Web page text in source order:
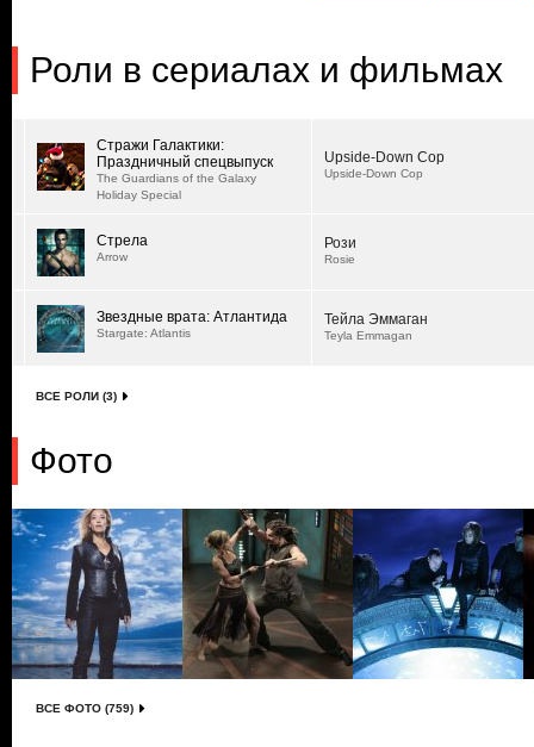
Роли в сериалах и фильмах
Стражи Галактики:
Праздничный спецвыпуск
The Guardians of the Galaxy
Holiday Special
Upside-Down Cop
Upside-Down Cop
Стрела
Arrow
Рози
Rosie
Звездные врата: Атлантида
Stargate: Atlantis
Тейла Эммаган
Teyla Emmagan
ВСЕ РОЛИ (3)
Фото
ВСЕ ФОТО (759)